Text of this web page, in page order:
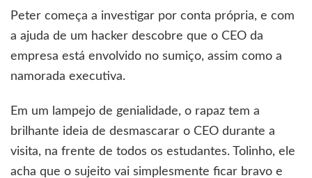
Peter começa a investigar por conta própria, e com
a ajuda de um hacker descobre que o CEO da
empresa está envolvido no sumiço, assim como a
namorada executiva.
Em um lampejo de genialidade, o rapaz tem a
brilhante ideia de desmascarar o CEO durante a
visita, na frente de todos os estudantes. Tolinho, ele
acha que o sujeito vai simplesmente ficar bravo e